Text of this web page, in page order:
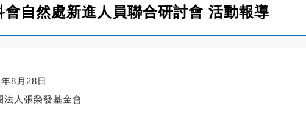
會自然處新進人員聯合研討會 活動報導
8月28日
法人張榮發基金會